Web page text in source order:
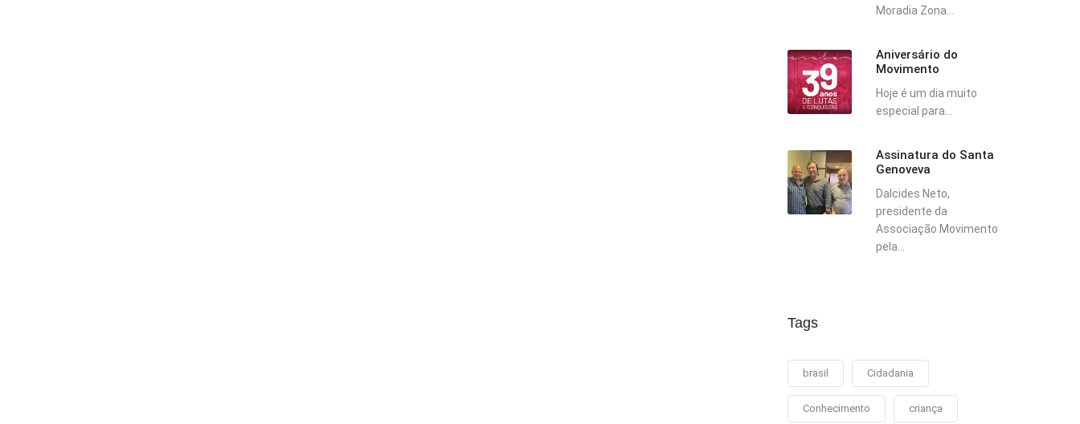
Moradia Zona...
Aniversário do
Movimento
Hoje é um dia muito
especial para...
Assinatura do Santa
Genoveva
Dalcides Neto,
presidente da
Associação Movimento
pela...
Tags
brasil Cidadania
Conhecimento criança